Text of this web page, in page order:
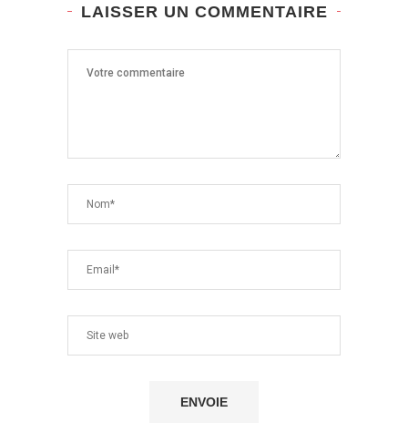
LAISSER UN COMMENTAIRE